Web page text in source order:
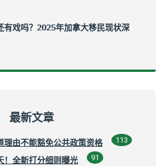
有戏吗？2025年加拿大移民现状深
最新文章
理由不能豁免公共政策资格 113
！全新打分细则曝光 91